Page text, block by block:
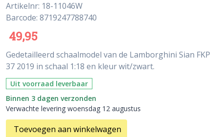
Artikelnr: 18-11046W
Barcode: 8719247788740
49,95
Gedetailleerd schaalmodel van de Lamborghini Sian FKP
37 2019 in schaal 1:18 en kleur wit/zwart.
Uit voorraad leverbaar
Binnen 3 dagen verzonden
Verwachte levering woensdag 12 augustus
Toevoegen aan winkelwagen